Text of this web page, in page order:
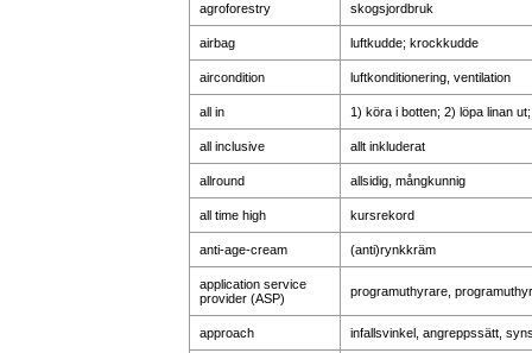
agroforestry skogsjordbruk
airbag luftkudde; krockkudde
aircondition luftkonditionering, ventilation
all in 1) köra i botten; 2) löpa linan
all inclusive allt inkluderat
allround allsidig, mångkunnig
all time high kursrekord
anti-age-cream (anti)rynkkräm
application service
provider (ASP)
programuthyrare,
approach infallsvinkel, angreppssätt,